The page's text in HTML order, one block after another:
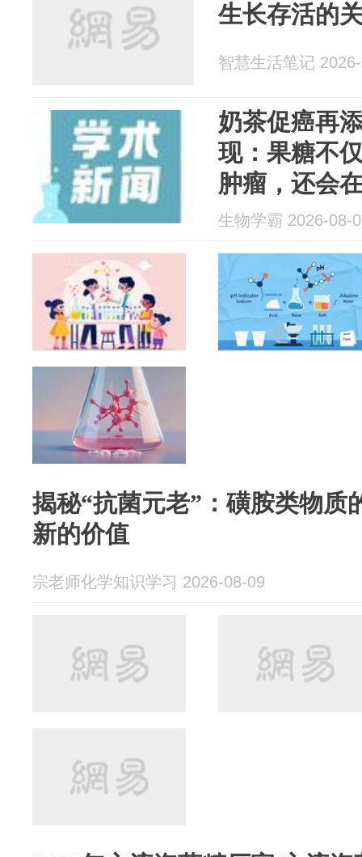
生长存活的
智慧生活笔记
奶茶促癌再
现：果糖不
肿瘤，还会
「脱落出逃
生物学霸 2026-08-
揭秘“抗菌元老”：磺胺类物质
新的价值
宗老师化学知识学习 2026-08-09